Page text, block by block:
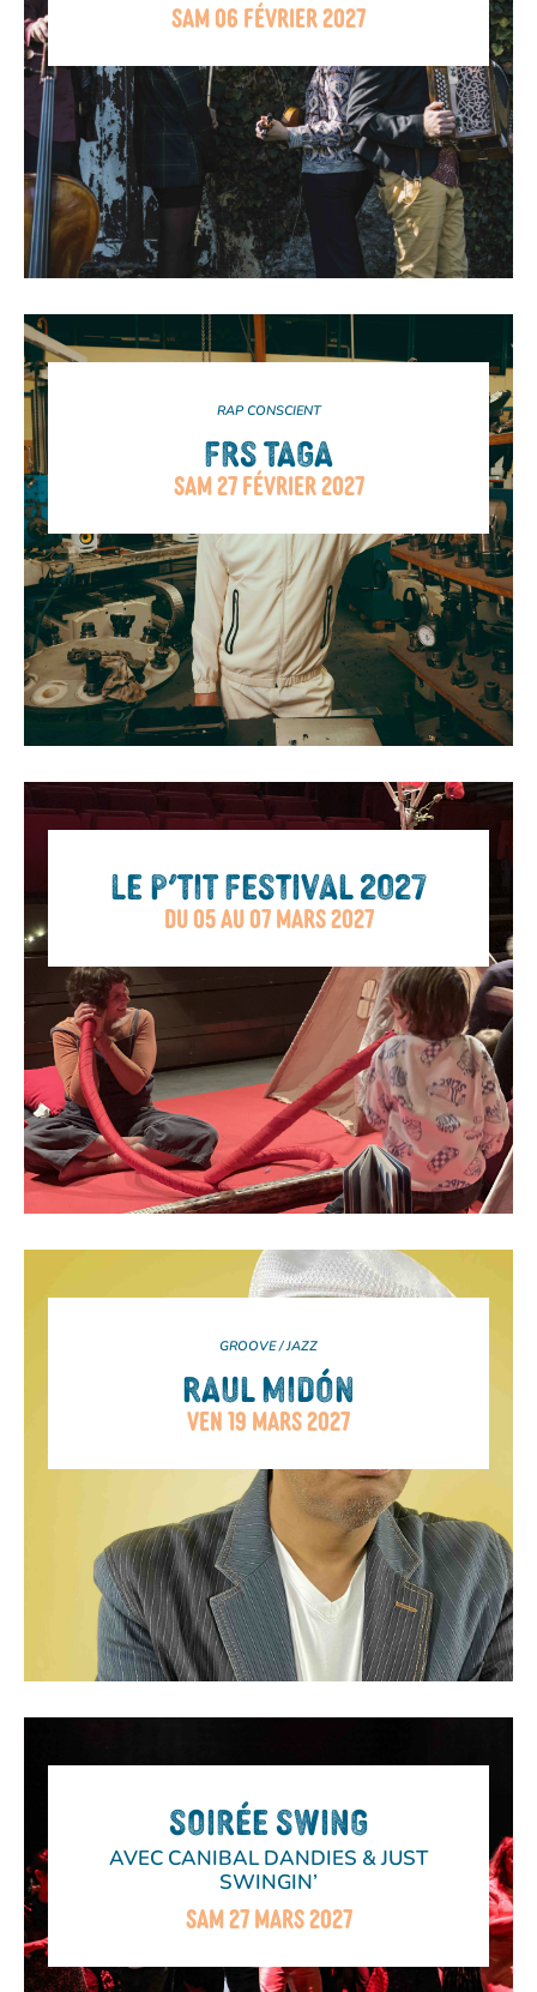
SAM 06 FÉVRIER 2027
RAP CONSCIENT
FRS TAGA
SAM 27 FÉVRIER 2027
LE P’TIT FESTIVAL 2027
DU 05 AU 07 MARS 2027
GROOVE / JAZZ
RAUL MIDÓN
VEN 19 MARS 2027
SOIRÉE SWING
AVEC CANIBAL DANDIES & JUST
SWINGIN’
SAM 27 MARS 2027